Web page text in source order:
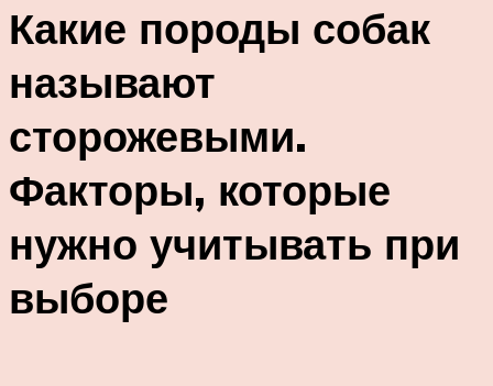
Какие породы собак
называют
сторожевыми.
Факторы, которые
нужно учитывать при
выборе